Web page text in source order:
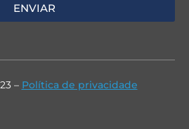
ENVIAR
– Política de privacidade